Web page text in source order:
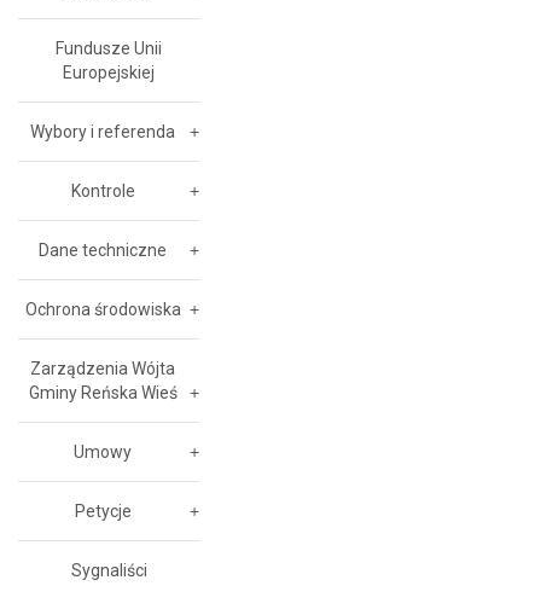
Fundusze Unii
Europejskiej
Wybory i referenda
Kontrole
Dane techniczne
Ochrona środowiska
Zarządzenia Wójta
Gminy Reńska Wieś
Umowy
Petycje
Sygnaliści